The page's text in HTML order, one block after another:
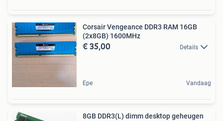
Corsair Vengeance DDR3 RAM 16GB
(2x8GB) 1600MHz
€ 35,00 Details
Epe Vandaag
8GB DDR3(L) dimm desktop geheugen